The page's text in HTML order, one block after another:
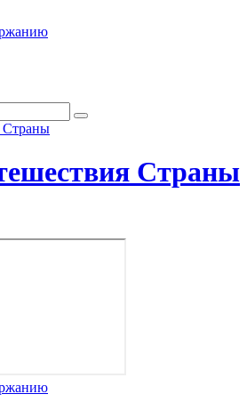
Страны